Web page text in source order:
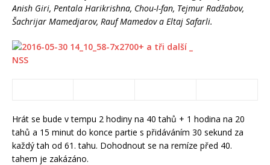
Anish Giri, Pentala Harikrishna, Chou-I-fan, Tejmur Radžabov,
Šachrijar Mamedjarov, Rauf Mamedov a Eltaj Safarli.
Hrát se bude v tempu 2 hodiny na 40 tahů + 1 hodina na 20
tahů a 15 minut do konce partie s přidáváním 30 sekund za
každý tah od 61. tahu. Dohodnout se na remíze před 40.
tahem je zakázáno.